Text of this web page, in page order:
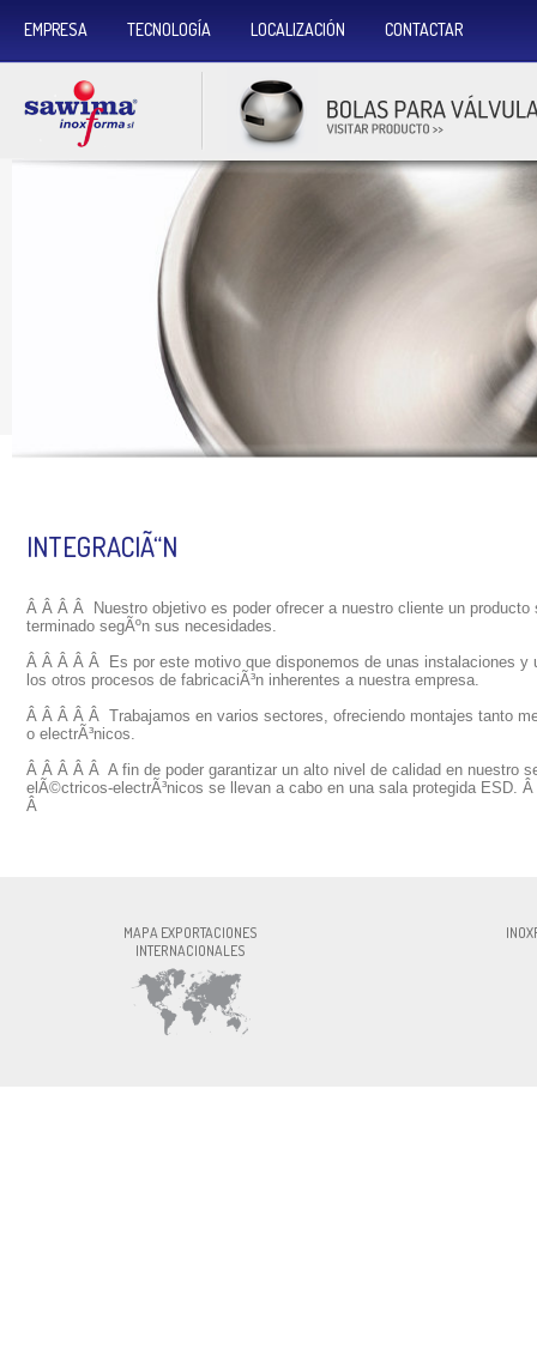
EMPRESA TECNOLOGÍA LOCALIZACIÓN CONTACTAR
INTEGRACIÃ“N
Â Â Â Â Nuestro objetivo es poder ofrecer a nuestro cliente un producto
terminado segÃºn sus necesidades.
Â Â Â Â Â
Es por este motivo que disponemos de unas instalaciones y
los otros procesos de fabricaciÃ³n inherentes a nuestra empresa.
Â Â Â Â Â Trabajamos en varios sectores, ofreciendo montajes tanto
o electrÃ³nicos.
Â Â Â Â Â A fin de poder garantizar un alto nivel de calidad en nuestro
elÃ©ctricos-electrÃ³nicos se llevan a cabo en una sala protegida ESD.
Â
MAPA EXPORTACIONES
INTERNACIONALES